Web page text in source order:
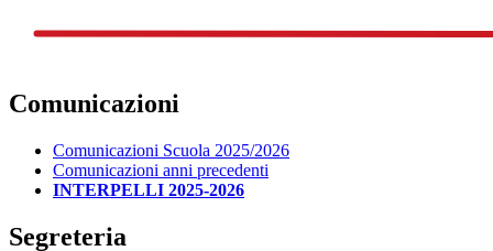
Comunicazioni
Comunicazioni Scuola 2025/2026
Comunicazioni anni precedenti
INTERPELLI 2025-2026
Segreteria